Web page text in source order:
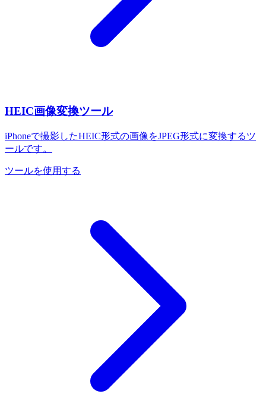
HEIC画像変換ツール
iPhoneで撮影したHEIC形式の画像をJPEG形式に変換するツ
ールです。
ツールを使用する